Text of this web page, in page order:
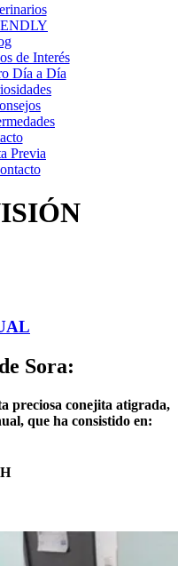
de Interés
Día a Día
Previa
Sora:
preciosa conejita atigrada,
que ha consistido en: